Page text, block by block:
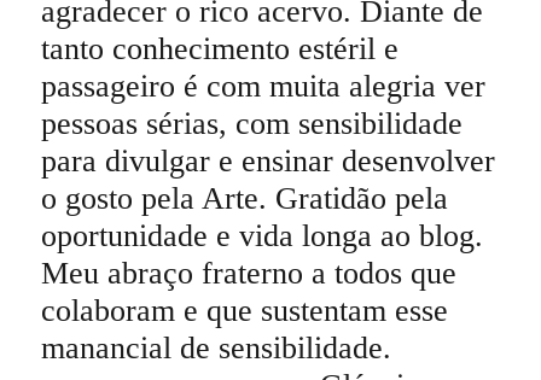
agradecer o rico acervo. Diante de
tanto conhecimento estéril e
passageiro é com muita alegria ver
pessoas sérias, com sensibilidade
para divulgar e ensinar desenvolver
o gosto pela Arte. Gratidão pela
oportunidade e vida longa ao blog.
Meu abraço fraterno a todos que
colaboram e que sustentam esse
manancial de sensibilidade.